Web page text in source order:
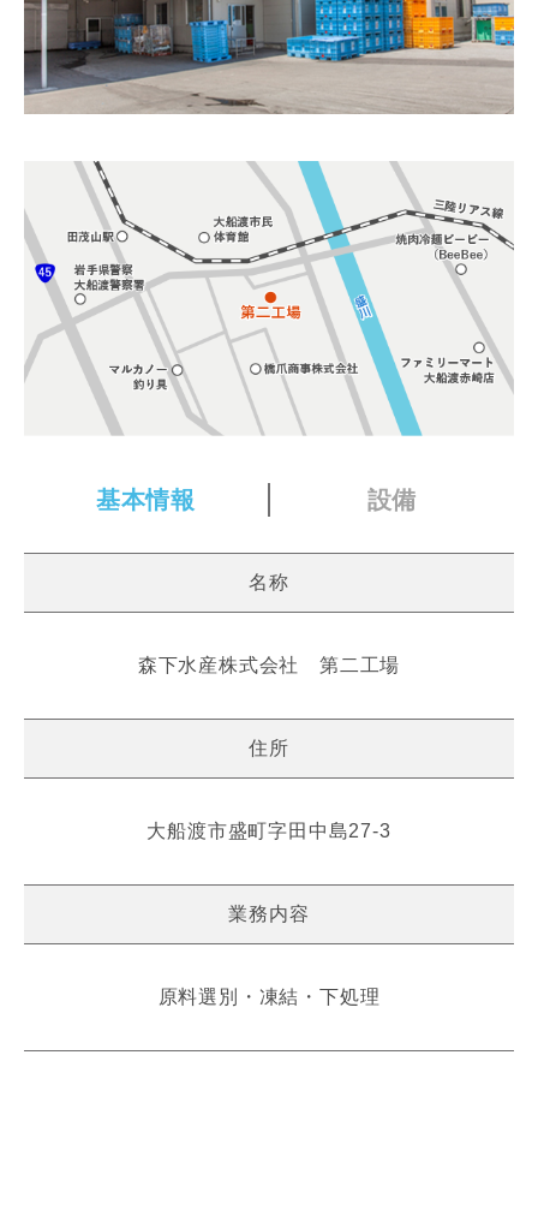
基本情報 設備
名称
森下水産株式会社 第二工場
住所
大船渡市盛町字田中島27-3
業務内容
原料選別・凍結・下処理